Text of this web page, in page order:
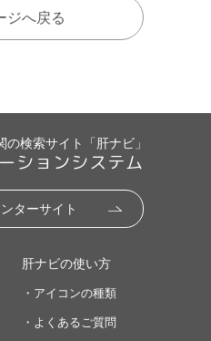
ジへ戻る
検索サイト「肝ナビ」
ションシステム
ターサイト
肝ナビの使い方
・アイコンの種類
・よくあるご質問